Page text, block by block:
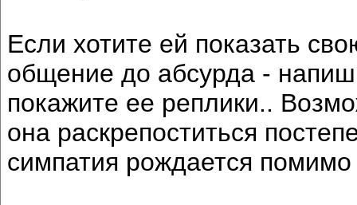
Если хотите ей показать
общение до абсурда -
покажите ее реплики..
она раскрепоститься
симпатия рождается